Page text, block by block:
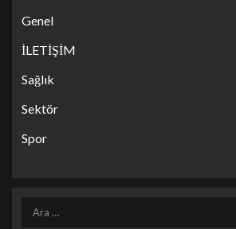
Genel
İLETİŞİM
Sağlık
Sektör
Spor